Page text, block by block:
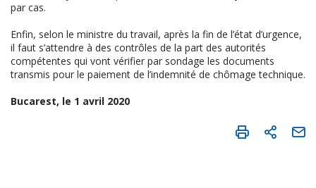
par cas.
Enfin, selon le ministre du travail, après la fin de l’état d’urgence,
il faut s’attendre à des contrôles de la part des autorités
compétentes qui vont vérifier par sondage les documents
transmis pour le paiement de l’indemnité de chômage technique.
Bucarest, le 1 avril 2020